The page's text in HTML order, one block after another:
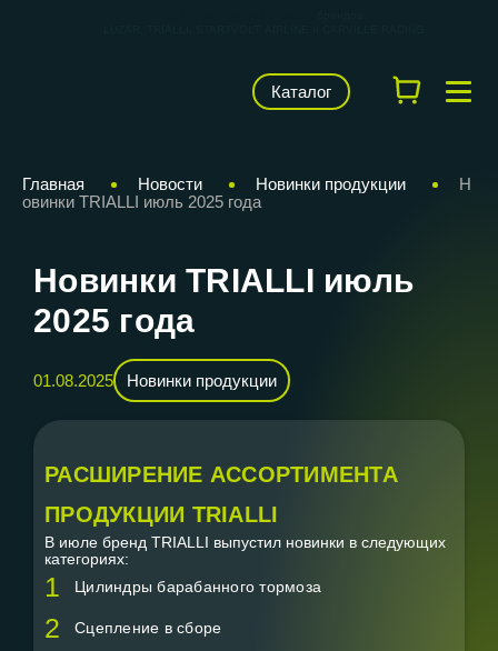
Каталог
Главная Новости Новинки продукции
Н
овинки TRIALLI июль 2025 года
Новинки TRIALLI июль
2025 года
01.08.2025 Новинки продукции
РАСШИРЕНИЕ АССОРТИМЕНТА
ПРОДУКЦИИ TRIALLI
В июле бренд TRIALLI выпустил новинки в следующих
категориях:
Цилиндры барабанного тормоза
Сцепление в сборе